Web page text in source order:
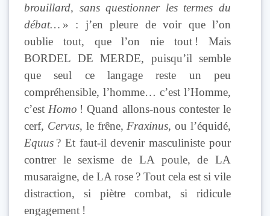
brouillard, sans questionner les termes du
débat… » : j’en pleure de voir que l’on
oublie tout, que l’on nie tout ! Mais
BORDEL DE MERDE, puisqu’il semble
que seul ce langage reste un peu
compréhensible, l’homme… c’est l’Homme,
c’est Homo ! Quand allons-nous contester le
cerf, Cervus, le frêne, Fraxinus, ou l’équidé,
Equus ? Et faut-il devenir masculiniste pour
contrer le sexisme de LA poule, de LA
musaraigne, de LA rose ? Tout cela est si vile
distraction, si piètre combat, si ridicule
engagement !